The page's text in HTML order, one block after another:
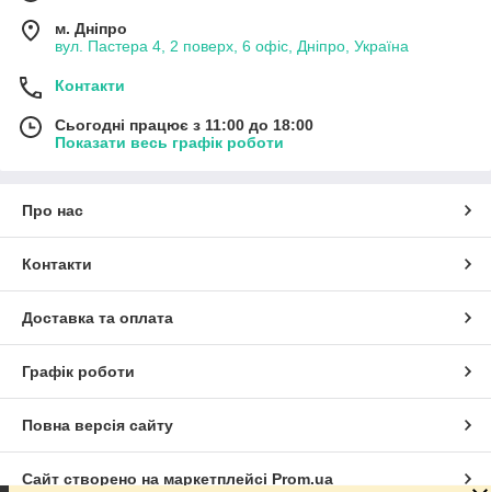
м. Дніпро
вул. Пастера 4, 2 поверх, 6 офіс, Дніпро, Україна
Контакти
Сьогодні працює з 11:00 до 18:00
Показати весь графік роботи
Про нас
Контакти
Доставка та оплата
Графік роботи
Повна версія сайту
Сайт створено на маркетплейсі Prom.ua